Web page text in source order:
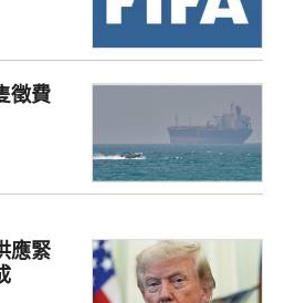
徵費
應緊